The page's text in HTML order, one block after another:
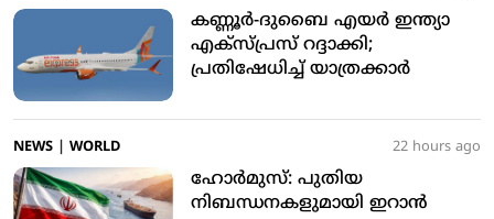
കണ്ണൂര്‍-ദുബൈ എയര്‍ ഇന്ത്യാ
എക്‌സ്പ്രസ് റദ്ദാക്കി;
പ്രതിഷേധിച്ച് യാത്രക്കാര്‍
NEWS WORLD 22 hours ago
ഹോർമുസ്: പുതിയ
നിബന്ധനകളുമായി ഇറാൻ